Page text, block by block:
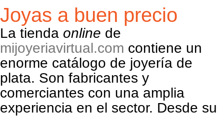
Joyas a buen precio
La tienda online de
mijoyeriavirtual.com contiene un
enorme catálogo de joyería de
plata. Son fabricantes y
comerciantes con una amplia
experiencia en el sector. Desde su